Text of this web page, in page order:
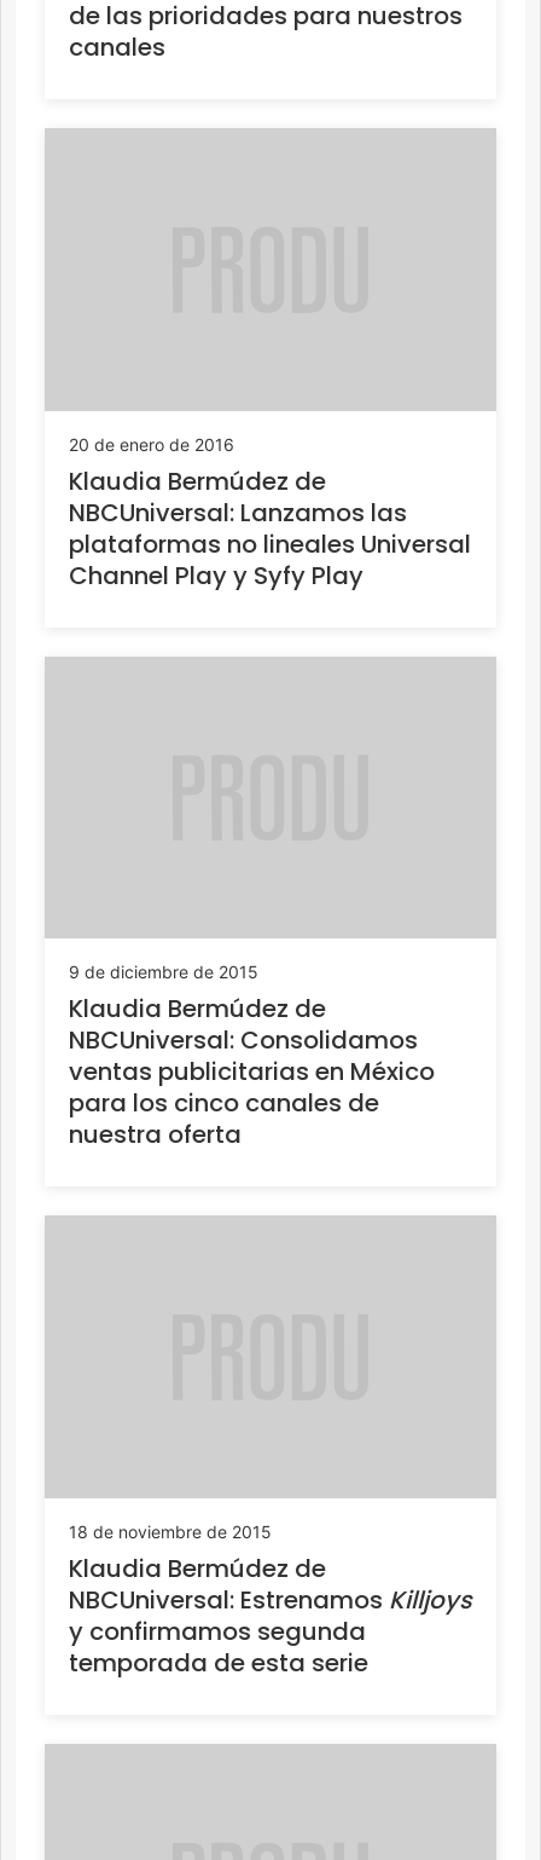
de las prioridades para nuestros
canales
20 de enero de 2016
Klaudia Bermúdez de
NBCUniversal: Lanzamos las
plataformas no lineales Universal
Channel Play y Syfy Play
9 de diciembre de 2015
Klaudia Bermúdez de
NBCUniversal: Consolidamos
ventas publicitarias en México
para los cinco canales de
nuestra oferta
18 de noviembre de 2015
Klaudia Bermúdez de
NBCUniversal: Estrenamos Killjoys
y confirmamos segunda
temporada de esta serie